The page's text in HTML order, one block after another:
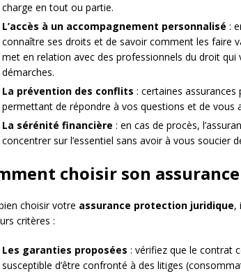
charge en tout ou partie.
L’accès à un accompagnement personnalisé :
connaître ses droits et de savoir comment les faire
met en relation avec des professionnels du droit
démarches.
La prévention des conflits : certaines
permettant de répondre à vos questions et de vous
La sérénité financière : en cas de procès,
concentrer sur l’essentiel sans avoir à vous soucier
choisir son
choisir votre assurance protection juridique,
critères :
Les garanties proposées : vérifiez que le contrat
susceptible d’être confronté à des litiges